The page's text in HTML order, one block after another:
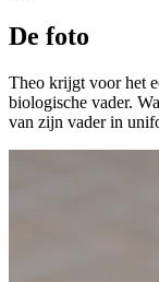
De foto
Theo krijgt voor het
biologische vader.
van zijn vader in